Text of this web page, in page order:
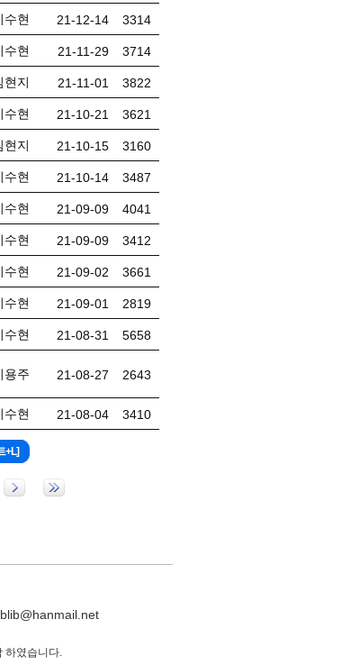
수현 21-12-14 3314
수현 21-11-29 3714
현지 21-11-01 3822
수현 21-10-21 3621
현지 21-10-15 3160
수현 21-10-14 3487
수현 21-09-09 4041
수현 21-09-09 3412
수현 21-09-02 3661
수현 21-09-01 2819
수현 21-08-31 5658
용주 21-08-27 2643
수현 21-08-04 3410
하였습니다.